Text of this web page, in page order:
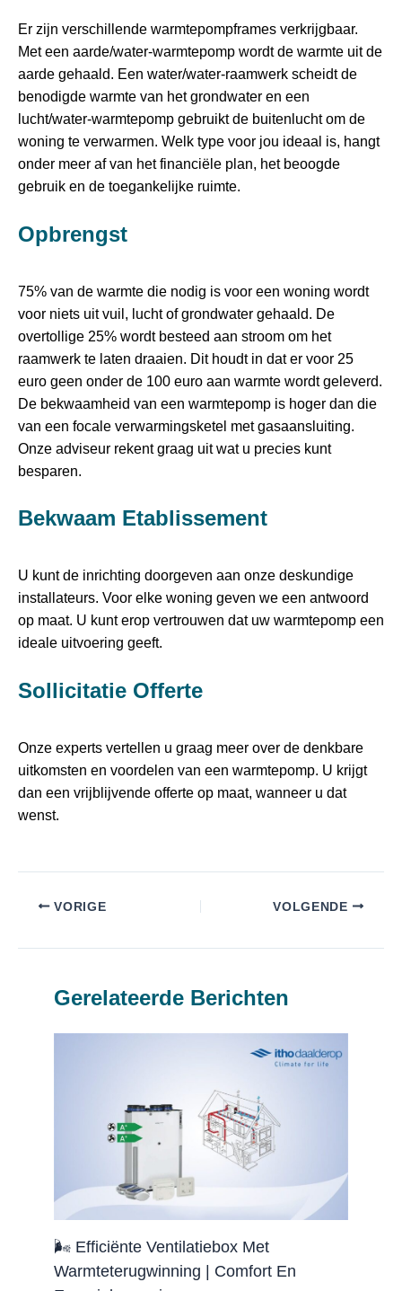
Er zijn verschillende warmtepompframes verkrijgbaar.
Met een aarde/water-warmtepomp wordt de warmte uit de
aarde gehaald. Een water/water-raamwerk scheidt de
benodigde warmte van het grondwater en een
lucht/water-warmtepomp gebruikt de buitenlucht om de
woning te verwarmen. Welk type voor jou ideaal is, hangt
onder meer af van het financiële plan, het beoogde
gebruik en de toegankelijke ruimte.
Opbrengst
75% van de warmte die nodig is voor een woning wordt
voor niets uit vuil, lucht of grondwater gehaald. De
overtollige 25% wordt besteed aan stroom om het
raamwerk te laten draaien. Dit houdt in dat er voor 25
euro geen onder de 100 euro aan warmte wordt geleverd.
De bekwaamheid van een warmtepomp is hoger dan die
van een focale verwarmingsketel met gasaansluiting.
Onze adviseur rekent graag uit wat u precies kunt
besparen.
Bekwaam Etablissement
U kunt de inrichting doorgeven aan onze deskundige
installateurs. Voor elke woning geven we een antwoord
op maat. U kunt erop vertrouwen dat uw warmtepomp een
ideale uitvoering geeft.
Sollicitatie Offerte
Onze experts vertellen u graag meer over de denkbare
uitkomsten en voordelen van een warmtepomp. U krijgt
dan een vrijblijvende offerte op maat, wanneer u dat
wenst.
VORIGE VOLGENDE
Gerelateerde Berichten
🌬️ Efficiënte Ventilatiebox Met
Warmteterugwinning | Comfort En